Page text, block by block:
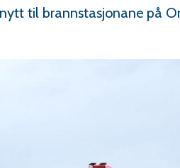
til brannstasjonane på